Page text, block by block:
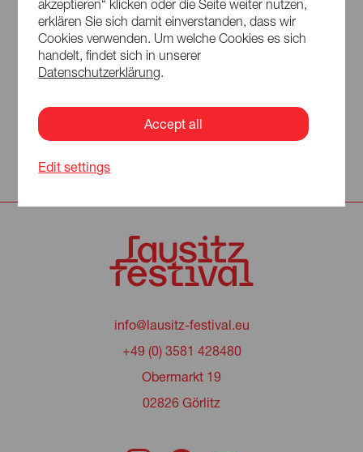
Regie und Dramaturgie tätig, zuletzt an der HfM Hanns
Eisler in Berlin.
Lieblingsort in der Lausitz:
Besucherbergwerk in Lichterfeld-Schacksdorf
Prägendstes Kunsterlebnis:die Dostojewski-
Inszenierungen von Frank Castorf (als Zuschauer) und die
Zusammenarbeit mit Christoph Schlingensief für »Mea
Culpa« 2009 am Burgtheater Wien (als Regieassistent)
info@lausitz-festival.eu
+49 (0) 3581 428480
Obermarkt 19
02826 Görlitz
akzeptieren“ klicken oder die Seite weiter nutzen,
erklären Sie sich damit einverstanden, dass wir
Cookies verwenden. Um welche Cookies es sich
handelt, findet sich in unserer
Datenschutzerklärung
Accept all
Edit settings